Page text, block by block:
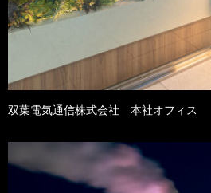
双葉電気通信株式会社 本社オフィス